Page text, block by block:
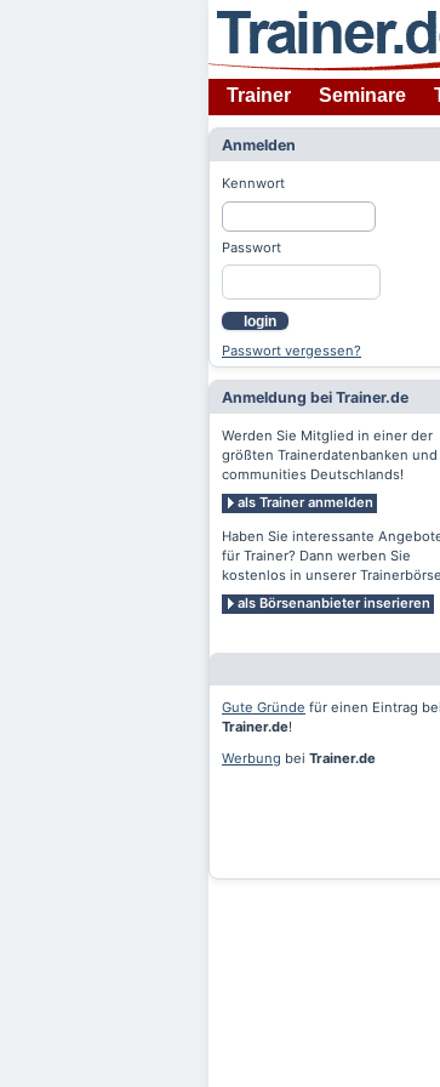
Trainer Seminare
Anmelden
Kennwort
Passwort
login
Passwort vergessen?
Anmeldung bei Trainer.de
Werden Sie Mitglied in einer der
größten Trainerdatenbanken
communities Deutschlands!
als Trainer anmelden
Haben Sie interessante
für Trainer? Dann werben Sie
kostenlos in unserer
als Börsenanbieter inserieren
Gute Gründe für einen Eintrag bei
Trainer.de!
Werbung bei Trainer.de